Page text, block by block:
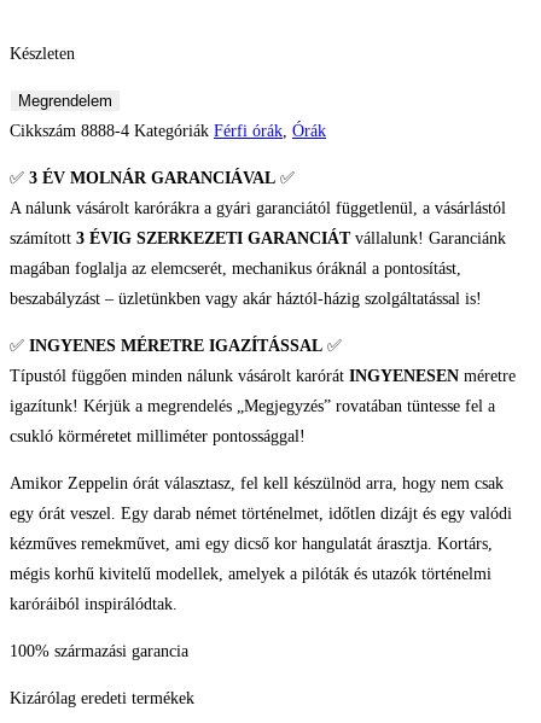
Készleten
Zeppelin
LZ14
Férfi
Megrendelem
Cikkszám 8888-4 Kategóriák Férfi órák, Órák
✅ 3 ÉV MOLNÁR GARANCIÁVAL ✅
A nálunk vásárolt karórákra a gyári garanciától függetlenül, a vásárlástól
számított 3 ÉVIG SZERKEZETI GARANCIÁTvállalunk! Garanciánk
magában foglalja az elemcserét, mechanikus óráknál a pontosítást,
beszabályzást – üzletünkben vagy akár háztól-házig szolgáltatással is!
✅ INGYENES MÉRETRE IGAZÍTÁSSAL ✅
Típustól függően minden nálunk vásárolt karórát INGYENESEN méretre
igazítunk! Kérjük a megrendelés „Megjegyzés” rovatában tüntesse fel a
csukló körméretet milliméter pontossággal!
Amikor Zeppelin órát választasz, fel kell készülnöd arra, hogy nem csak
egy órát veszel. Egy darab német történelmet, időtlen dizájt és egy valódi
kézműves remekművet, ami egy dicső kor hangulatát árasztja. Kortárs,
mégis korhű kivitelű modellek, amelyek a pilóták és utazók történelmi
karóráiból inspirálódtak.
100% származási garancia
Kizárólag eredeti termékek